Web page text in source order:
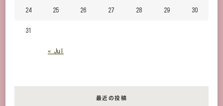
« Jul
24 25 26 27 28 29 30
31
最近の投稿